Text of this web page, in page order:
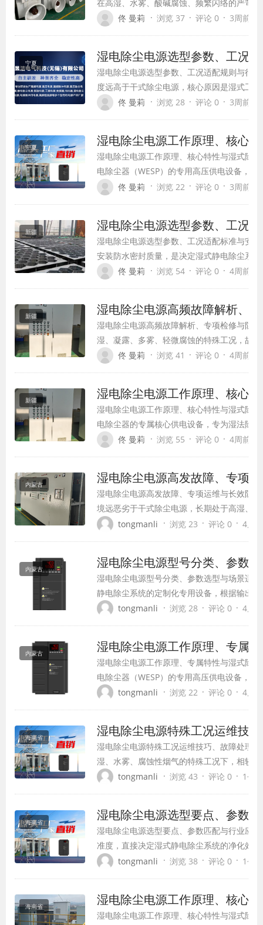
在高湿、水雾、酸碱腐蚀、频繁闪络的严苛
差异极大，绝缘老化、腐蚀漏电、闪络停机
佟 曼莉 · 浏览 37 · 评论 0 · 3周前
宁夏 湿电除尘电源选型参数、工况
湿电除尘电源选型参数、工况适配规则与行
度远高于干式除尘电源，核心原因是湿式工
定的特殊性，参数匹配、工况适配不当，会
佟 曼莉 · 浏览 28 · 评论 0 · 3周前
宁夏 湿电除尘电源工作原理、核心
湿电除尘电源工作原理、核心特性与湿式除
电除尘器（WESP）的专用高压供电设备，
心动力单元。与干式静电除尘电源不同，湿
佟 曼莉 · 浏览 22 · 评论 0 · 3周前
新疆 湿电除尘电源选型参数、工况
湿电除尘电源选型参数、工况适配标准与安
安装防水密封质量，是决定湿式静电除尘系
湿式除尘工况具有高湿、凝露、易漏电、易
佟 曼莉 · 浏览 54 · 评论 0 · 4周前
新疆 湿电除尘电源高频故障解析、
湿电除尘电源高频故障解析、专项检修与防
湿、凝露、多雾、轻微腐蚀的特殊工况，故
漏电、凝露爬电、闪络跳闸、绝缘老化**是
佟 曼莉 · 浏览 41 · 评论 0 · 4周前
新疆 湿电除尘电源工作原理、核心
湿电除尘电源工作原理、核心特性与湿式除
电除尘器的专属核心供电设备，专为湿法除
特殊工况研发，是工业超低排放除尘、细微
佟 曼莉 · 浏览 55 · 评论 0 · 4周前
内蒙古 湿电除尘电源高发故障、专项
湿电除尘电源高发故障、专项运维与长效防
境远恶劣于干式除尘电源，长期处于高湿、
中，绝缘老化、部件腐蚀、闪络短路等故障
tongmanli · 浏览 23 · 评论 0 · 4周
内蒙古 湿电除尘电源型号分类、参数
湿电除尘电源型号分类、参数选型与场景适
静电除尘系统的定制化专用设备，根据输出
式、工况适配能力分为多个系列型号，不同
tongmanli · 浏览 28 · 评论 0 · 4周
内蒙古 湿电除尘电源工作原理、专属
湿电除尘电源工作原理、专属特性与湿式除
电除尘器（WESP）的专用高压供电设备，
专门适配湿式除尘高湿、低温、含水雾、含
tongmanli · 浏览 22 · 评论 0 · 4周
海南省 湿电除尘电源特殊工况运维技
湿电除尘电源特殊工况运维技巧、故障处理
湿、水雾、腐蚀性烟气的特殊工况下，相较
爬电漏电、极板结垢、闪络频繁、元器件腐
tongmanli · 浏览 43 · 评论 0 · 1个
海南省 湿电除尘电源选型要点、参数
湿电除尘电源选型要点、参数匹配与行业应
准度，直接决定湿式静电除尘系统的净化效
湿式除尘工况高湿、腐蚀、负载波动大的特
tongmanli · 浏览 38 · 评论 0 · 1个
海南省 湿电除尘电源工作原理、核心
湿电除尘电源工作原理、核心特性与湿式除